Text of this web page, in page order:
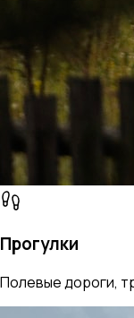
Прогулки
Полевые дороги,